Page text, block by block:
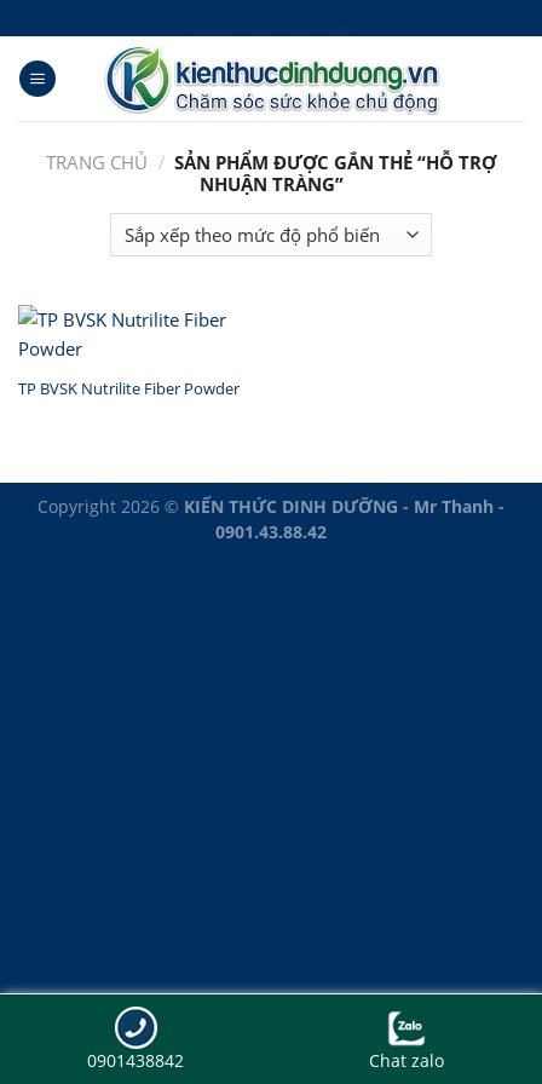
to
content
TRANG CHỦ / SẢN PHẨM ĐƯỢC GẮN THẺ “HỖ TRỢ
NHUẬN TRÀNG”
TP BVSK Nutrilite Fiber Powder
Copyright 2026 © KIẾN THỨC DINH DƯỠNG - Mr Thanh -
0901.43.88.42
0901438842 Chat zalo